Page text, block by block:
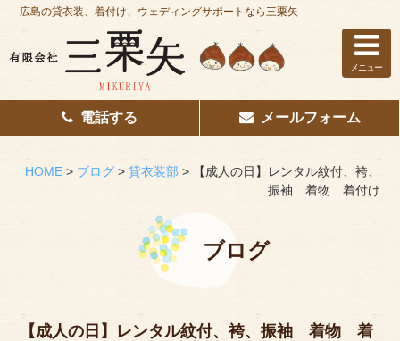
ホーム
はじめての方へ
着付け/教室
広島の貸衣装、着付け、ウェディングサポートなら三栗矢
メニュー
電話する メールフォーム
HOME> ブログ> 貸衣装部 >
【成人の日】レンタル紋付、袴、
振袖 着物 着付け
ブログ
【成人の日】レンタル紋付、袴、振袖 着物 着